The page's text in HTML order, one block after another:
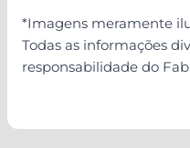
*Imagens meramente
Todas as informações
responsabilidade do